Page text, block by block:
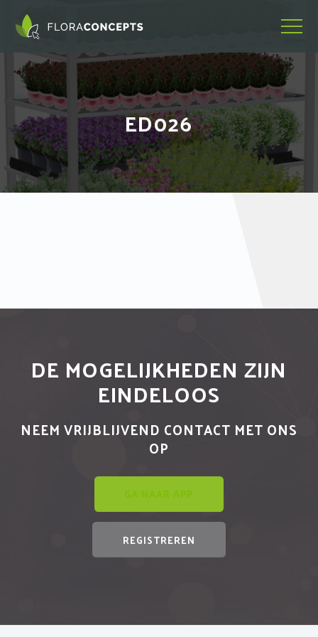
ED026
DE MOGELIJKHEDEN ZIJN
EINDELOOS
NEEM VRIJBLIJVEND CONTACT MET ONS
OP
GA NAAR APP
REGISTREREN